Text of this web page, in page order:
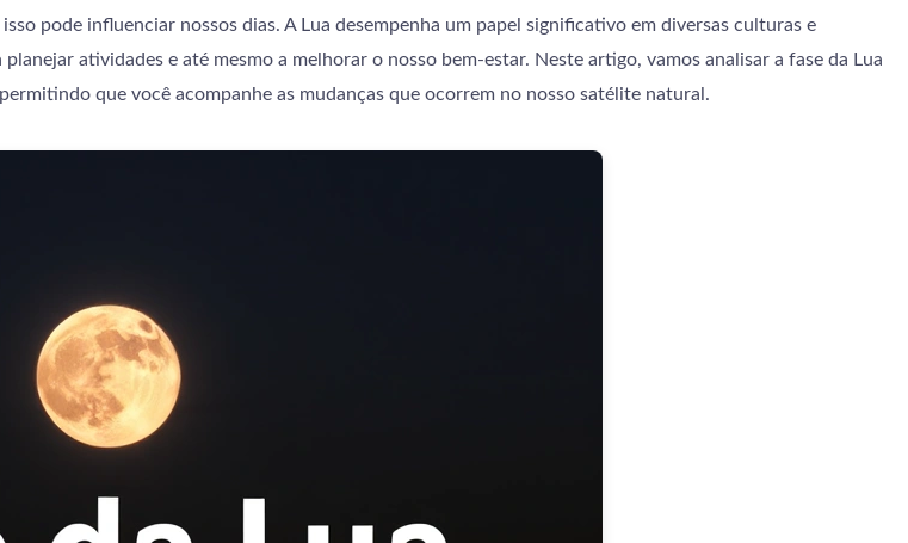
pode influenciar nossos dias. A Lua desempenha um papel significativo em diversas culturas e
atividades e até mesmo a melhorar o nosso bem-estar. Neste artigo, vamos analisar a fase da Lua
que você acompanhe as mudanças que ocorrem no nosso satélite natural.